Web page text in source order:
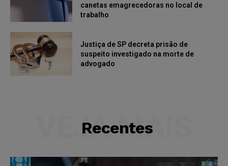
canetas emagrecedoras no local de
trabalho
Justiça de SP decreta prisão de
suspeito investigado na morte de
advogado
Recentes
VEJA MAIS